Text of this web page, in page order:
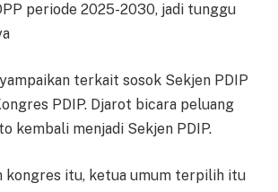
periode 2025-2030, jadi tunggu
terkait sosok Sekjen PDIP
PDIP. Djarot bicara peluang
kembali menjadi Sekjen PDIP.
kongres itu, ketua umum terpilih itu